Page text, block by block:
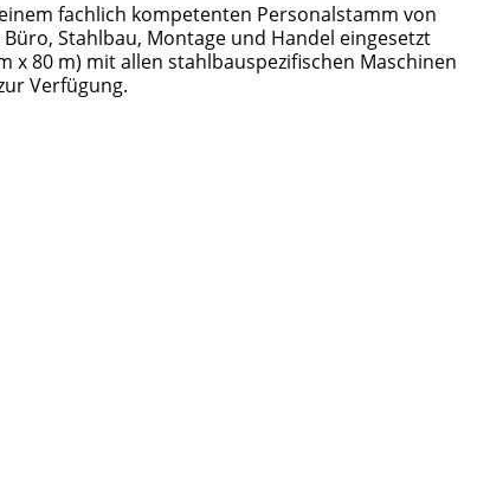
fachlich kompetenten Personalstamm von
Stahlbau, Montage und Handel eingesetzt
x 80 m) mit allen stahlbauspezifischen Maschinen
Verfügung.